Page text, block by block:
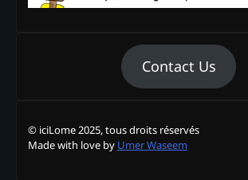
Contact Us
© iciLome 2025, tous droits réservés
Made with love by Umer Waseem